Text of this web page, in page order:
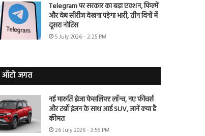
Telegram पर सरकार का बड़ा एक्शन, फिल्में
और वेब सीरीज देखना पड़ेगा भारी, तीन दिनों में
दूसरा नोटिस
5 July 2026 - 2:25 PM
ऑटो जगत
नई मारुति ब्रेजा फेसलिफ्ट लॉन्च, नए फीचर्स
और टर्बो इंजन के साथ आई SUV, जानें क्या है
कीमत
26 July 2026 - 3:56 PM